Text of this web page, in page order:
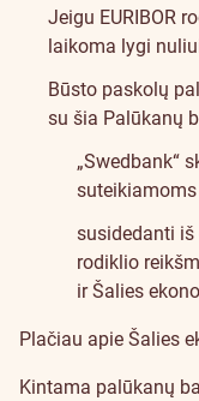
Jeigu EURIBOR
laikoma lygi
Būsto paskolų
su šia Palūkanų
„Swedbank“
suteikiamoms
susidedanti iš
rodiklio
ir Šalies
Plačiau apie Šalies
Kintama palūkanų